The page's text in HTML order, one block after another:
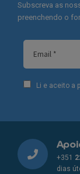
Subscreva as
preenchendo o
Li e aceito a
+351
dias